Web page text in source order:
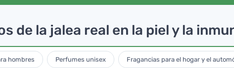
de la jalea real en la piel y la
hombres Perfumes unisex Fragancias para el hogar y el